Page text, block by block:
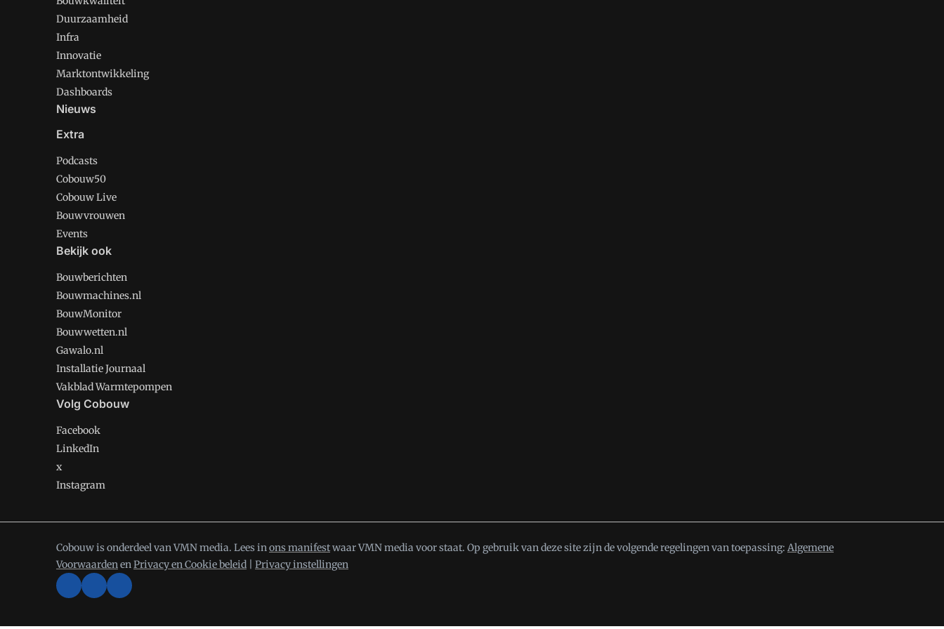
Duurzaamheid
Infra
Innovatie
Marktontwikkeling
Dashboards
Nieuws
Extra
Podcasts
Cobouw50
Cobouw Live
Bouwvrouwen
Events
Bekijk ook
Bouwberichten
Bouwmachines.nl
BouwMonitor
Bouwwetten.nl
Gawalo.nl
Installatie Journaal
Vakblad Warmtepompen
Volg Cobouw
Facebook
LinkedIn
x
Instagram
Cobouw is onderdeel van VMN media. Lees inons manifestwaar VMN media voor staat. Op gebruik van deze site zijn de volgende regelingen van toepassing: Algemene
VoorwaardenenPrivacy en Cookie beleid Privacy instellingen